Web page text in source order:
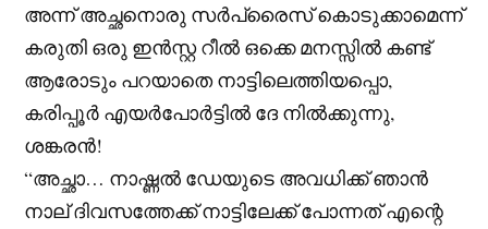
അന്ന് അച്ഛനൊരു സർപ്രൈസ് കൊടുക്കാമെന്ന്
കരുതി ഒരു ഇൻസ്റ്റ റീൽ ഒക്കെ മനസ്സിൽ കണ്ട്
ആരോടും പറയാതെ നാട്ടിലെത്തിയപ്പൊ,
കരിപ്പൂർ എയർപോർട്ടിൽ ദേ നിൽക്കുന്നു,
ശങ്കരൻ!
“അച്ഛാ… നാഷ്ണൽ ഡേയുടെ അവധിക്ക് ഞാൻ
നാല് ദിവസത്തേക്ക് നാട്ടിലേക്ക് പോന്നത് എന്റെ